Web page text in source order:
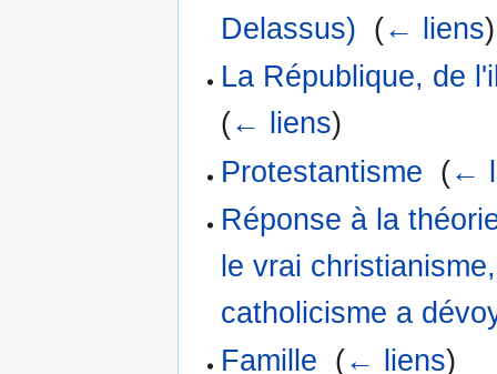
Delassus) (← liens)
La République, de
(← liens)
Protestantisme (←
Réponse à la
le vrai
catholicisme a
Famille (← liens)